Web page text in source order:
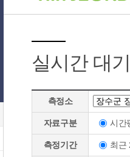
실시간 대
측정소
자료구분 시간
측정기간 최근